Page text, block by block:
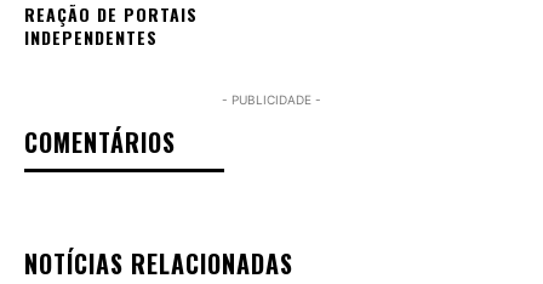
REAÇÃO DE PORTAIS
INDEPENDENTES
- PUBLICIDADE -
COMENTÁRIOS
NOTÍCIAS RELACIONADAS